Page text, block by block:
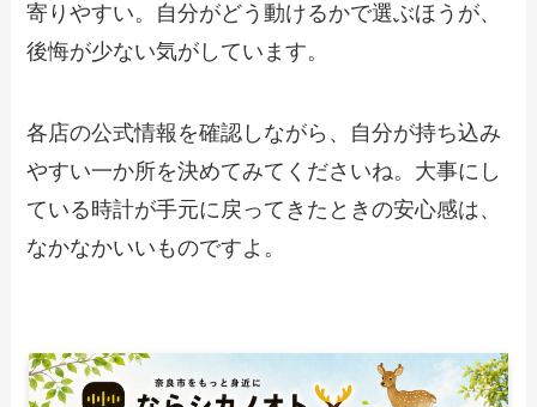
寄りやすい。自分がどう動けるかで選ぶほうが、
後悔が少ない気がしています。
各店の公式情報を確認しながら、自分が持ち込み
やすい一か所を決めてみてくださいね。大事にし
ている時計が手元に戻ってきたときの安心感は、
なかなかいいものですよ。